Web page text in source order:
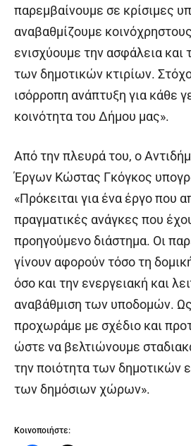
παρεμβαίνουμε σε κρίσιμες
αναβαθμίζουμε
ενισχύουμε την ασφάλεια και
των δημοτικών κτιρίων.
ισόρροπη ανάπτυξη για κάθε
κοινότητα του Δήμου μας».
Από την πλευρά του, ο
Έργων Κώστας Γκόγκος
«Πρόκειται για ένα έργο που
πραγματικές ανάγκες που
προηγούμενο διάστημα. Οι
γίνουν αφορούν τόσο τη
όσο και την ενεργειακή και
αναβάθμιση των υποδομών.
προχωράμε με σχέδιο και
ώστε να βελτιώνουμε
την ποιότητα των δημοτικών
των δημόσιων χώρων».
Κοινοποιήστε: